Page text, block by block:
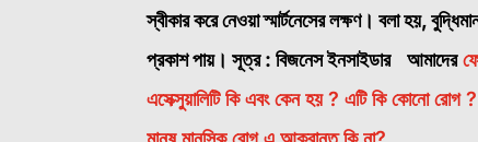
স্বীকার করে নেওয়া স্মার্টনেসের লক্ষণ। বলা হয়,
প্রকাশ পায়।সূত্র : বিজনেস ইনসাইডারআমাদের
এসেক্সুয়ালিটি কি এবং কেন হয় ? এটি কি কোনো রোগ ?